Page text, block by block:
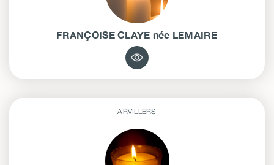
FRANÇOISECLAYE née LEMAIRE
ARVILLERS